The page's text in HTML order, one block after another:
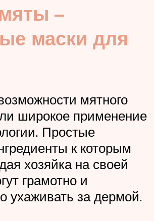
–
маски для
мятного
широкое применение
Простые
к которым
хозяйка на своей
грамотно и
ухаживать за дермой.